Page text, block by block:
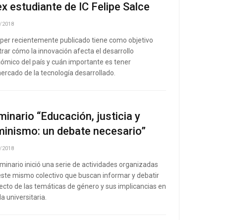
estudiante de IC Felipe Salce
2018
recientemente publicado tiene como objetivo
cómo la innovación afecta el desarrollo
del país y cuán importante es tener
de la tecnología desarrollado.
“Educación, justicia y
un debate necesario”
2018
inició una serie de actividades organizadas
mismo colectivo que buscan informar y debatir
de las temáticas de género y sus implicancias en
universitaria.